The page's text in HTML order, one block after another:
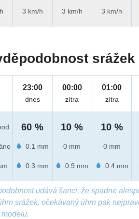
3 km/h
3 km/h
3 km/h
srážek
23:00
dnes
60 %
0.1 mm
0.3 mm
00:00
zítra
10 %
0 mm
0.9 mm
01:00
zítra
10 %
0 mm
0.4 mm
udává šanci, že spadne
srážek, očekávaný úhrn pak